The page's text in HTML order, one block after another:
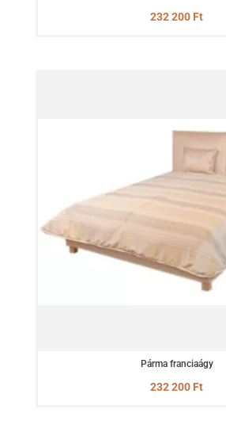
232 200 Ft
Párma franciaágy
232 200 Ft